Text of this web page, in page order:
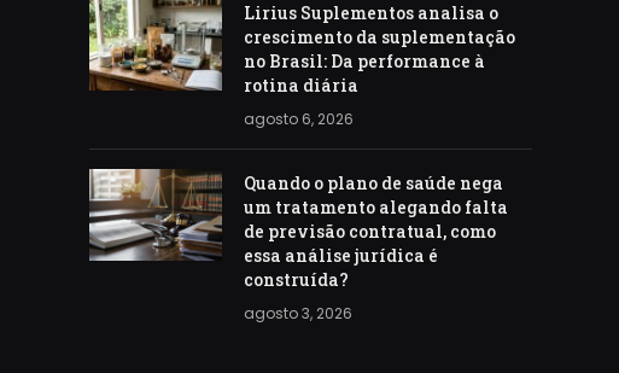
Lirius Suplementos analisa o
crescimento da suplementação
no Brasil: Da performance à
rotina diária
agosto 6, 2026
Quando o plano de saúde nega
um tratamento alegando falta
de previsão contratual, como
essa análise jurídica é
construída?
agosto 3, 2026